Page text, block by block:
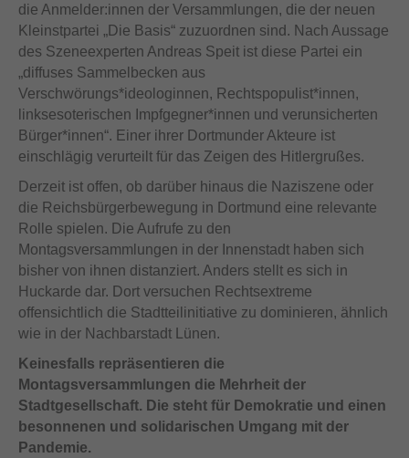
die Anmelder:innen der Versammlungen, die der neuen
Kleinstpartei „Die Basis“ zuzuordnen sind. Nach Aussage
des Szeneexperten Andreas Speit ist diese Partei ein
„diffuses Sammelbecken aus
Verschwörungs*ideologinnen, Rechtspopulist*innen,
linksesoterischen Impfgegner*innen und verunsicherten
Bürger*innen“. Einer ihrer Dortmunder Akteure ist
einschlägig verurteilt für das Zeigen des Hitlergrußes.
Derzeit ist offen, ob darüber hinaus die Naziszene oder
die Reichsbürgerbewegung in Dortmund eine relevante
Rolle spielen. Die Aufrufe zu den
Montagsversammlungen in der Innenstadt haben sich
bisher von ihnen distanziert. Anders stellt es sich in
Huckarde dar. Dort versuchen Rechtsextreme
offensichtlich die Stadtteilinitiative zu dominieren, ähnlich
wie in der Nachbarstadt Lünen.
Keinesfalls repräsentieren die
Montagsversammlungen die Mehrheit der
Stadtgesellschaft. Die steht für Demokratie und einen
besonnenen und solidarischen Umgang mit der
Pandemie.